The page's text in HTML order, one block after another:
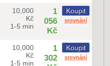
10,000
Kč
1-5 min
1
056
Kč
Koupit
srovnání
10,000
Kč
1-5 min
1
302
Koupit
srovnání